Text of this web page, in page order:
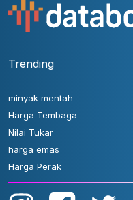
Trending
minyak mentah
Harga Tembaga
Nilai Tukar
harga emas
Harga Perak